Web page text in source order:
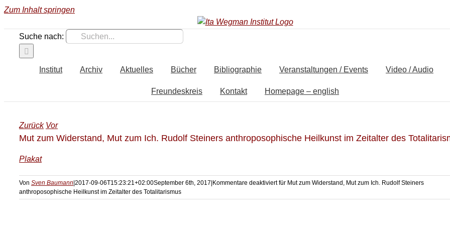
Zum Inhalt springen
Suche nach:
Institut Archiv Aktuelles Bücher Bibliographie Veranstaltungen / Events Video / Audio
Freundeskreis Kontakt Homepage – english
Zurück Vor
Mut zum Widerstand, Mut zum Ich. Rudolf Steiners anthroposophische Heilkunst im Zeitalter des
Plakat
Von Sven Baumann 2017-09-06T15:23:21+02:00September 6th, 2017 Kommentare deaktiviertfür Mut zum Widerstand, Mut zum Ich. Rudolf Steiners
anthroposophische Heilkunst im Zeitalter des Totalitarismus